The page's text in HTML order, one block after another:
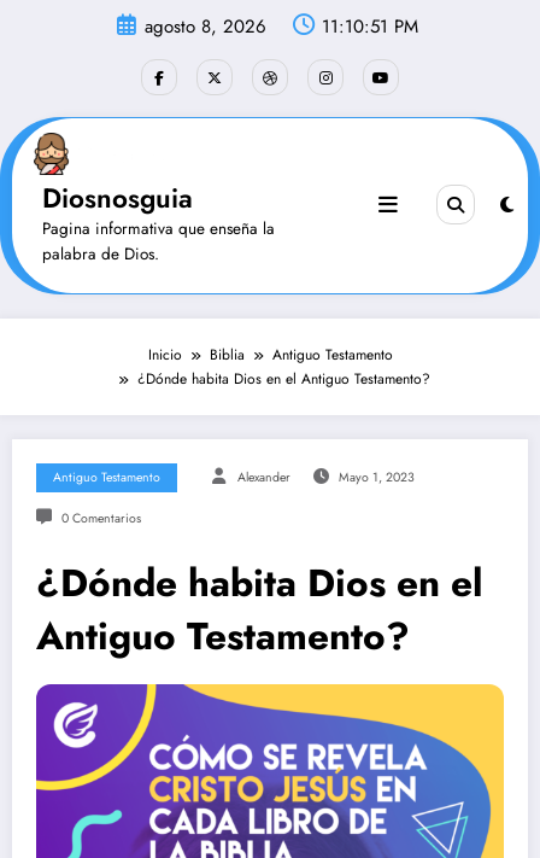
agosto 8, 2026 11:10:51 PM
Diosnosguia
Pagina informativa que enseña la
palabra de Dios.
Inicio Biblia
Antiguo Testamento
¿Dónde habita Dios en el Antiguo Testamento?
Antiguo Testamento Alexander Mayo 1, 2023
0 Comentarios
¿Dónde habita Dios en el
Antiguo Testamento?